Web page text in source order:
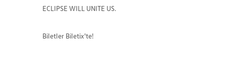
ECLIPSE WILL UNITE US.
Biletler Biletix'te!